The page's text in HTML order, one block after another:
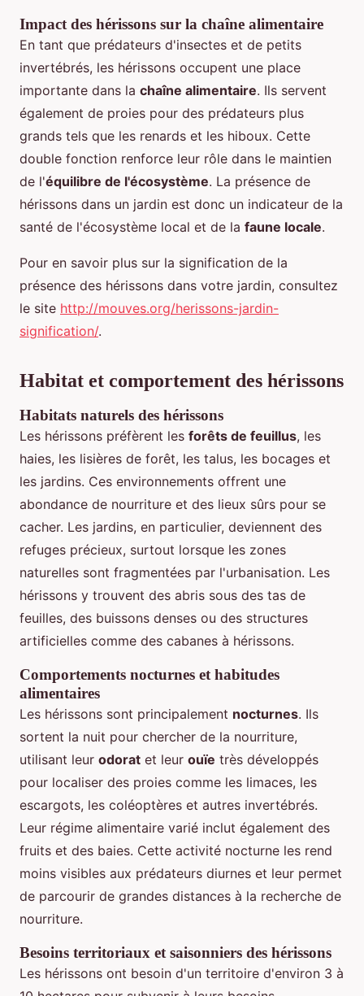
Impact des hérissons sur la chaîne alimentaire
En tant que prédateurs d'insectes et de petits
invertébrés, les hérissons occupent une place
importante dans la chaîne alimentaire. Ils servent
également de proies pour des prédateurs plus
grands tels que les renards et les hiboux. Cette
double fonction renforce leur rôle dans le maintien
de l'équilibre de l'écosystème. La présence de
hérissons dans un jardin est donc un indicateur de la
santé de l'écosystème local et de la faune locale.
Pour en savoir plus sur la signification de la
présence des hérissons dans votre jardin, consultez
le site http://mouves.org/herissons-jardin-
signification/.
Habitat et comportement des hérissons
Habitats naturels des hérissons
Les hérissons préfèrent les forêts de feuillus, les
haies, les lisières de forêt, les talus, les bocages et
les jardins. Ces environnements offrent une
abondance de nourriture et des lieux sûrs pour se
cacher. Les jardins, en particulier, deviennent des
refuges précieux, surtout lorsque les zones
naturelles sont fragmentées par l'urbanisation. Les
hérissons y trouvent des abris sous des tas de
feuilles, des buissons denses ou des structures
artificielles comme des cabanes à hérissons.
Comportements nocturnes et habitudes
alimentaires
Les hérissons sont principalement nocturnes. Ils
sortent la nuit pour chercher de la nourriture,
utilisant leur odorat et leur ouïe très développés
pour localiser des proies comme les limaces, les
escargots, les coléoptères et autres invertébrés.
Leur régime alimentaire varié inclut également des
fruits et des baies. Cette activité nocturne les rend
moins visibles aux prédateurs diurnes et leur permet
de parcourir de grandes distances à la recherche de
nourriture.
Besoins territoriaux et saisonniers des hérissons
Les hérissons ont besoin d'un territoire d'environ 3 à